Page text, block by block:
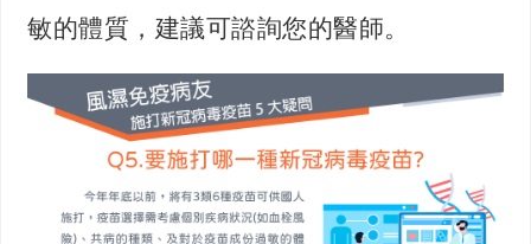
敏的體質，建議可諮詢您的醫師。